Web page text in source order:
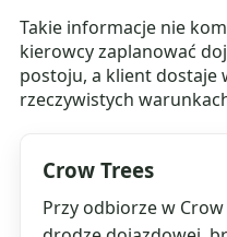
Takie informacje nie
kierowcy zaplanować
postoju, a klient dostaje
rzeczywistych
Crow Trees
Przy odbiorze w